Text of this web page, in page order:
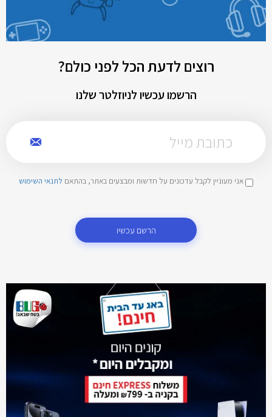
רוצים לדעת הכל לפני כולם?
הרשמו עכשיו לניוזלטר שלנו
אני מעוניין לקבל עדכונים על חדשות ומבצעים באתר, בהתאם לתנאי השימוש
הרשם עכשיו